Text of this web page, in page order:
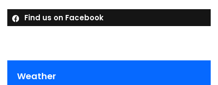
Find us on Facebook
Weather